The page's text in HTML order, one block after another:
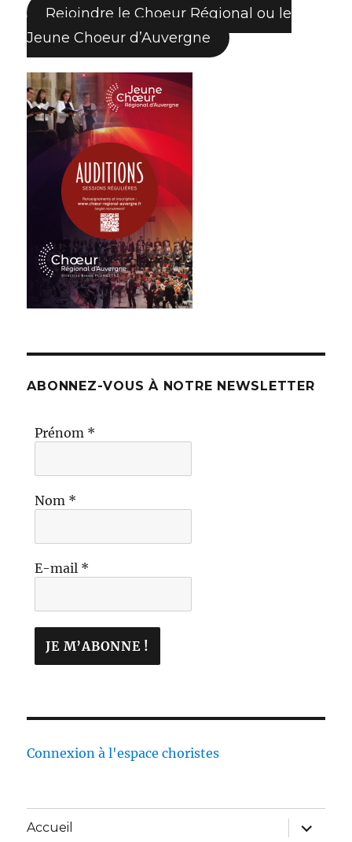
Rejoindre le Choeur Régional ou le
Jeune Choeur d’Auvergne
ABONNEZ-VOUS À NOTRE NEWSLETTER
Prénom *
Nom *
E-mail *
Connexion à l'espace choristes
Accueil